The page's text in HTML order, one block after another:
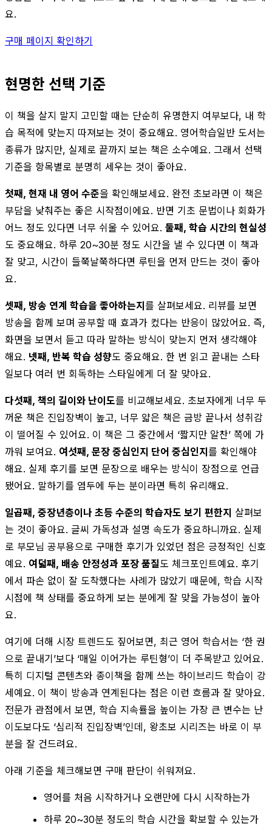
요.
구매 페이지 확인하기
현명한 선택 기준
이 책을 살지 말지 고민할 때는 단순히 유명한지 여부보다, 내 학
습 목적에 맞는지 따져보는 것이 중요해요. 영어학습일반 도서는
종류가 많지만, 실제로 끝까지 보는 책은 소수예요. 그래서 선택
기준을 항목별로 분명히 세우는 것이 좋아요.
첫째, 현재 내 영어 수준을 확인해보세요. 완전 초보라면 이 책은
부담을 낮춰주는 좋은 시작점이에요. 반면 기초 문법이나 회화가
어느 정도 있다면 너무 쉬울 수 있어요. 둘째, 학습 시간의 현실성
도 중요해요. 하루 20~30분 정도 시간을 낼 수 있다면 이 책과
잘 맞고, 시간이 들쭉날쭉하다면 루틴을 먼저 만드는 것이 좋아
요.
셋째, 방송 연계 학습을 좋아하는지를 살펴보세요. 리뷰를 보면
방송을 함께 보며 공부할 때 효과가 컸다는 반응이 많았어요. 즉,
화면을 보면서 듣고 따라 말하는 방식이 맞는지 먼저 생각해야
해요. 넷째, 반복 학습 성향도 중요해요. 한 번 읽고 끝내는 스타
일보다 여러 번 회독하는 스타일에게 더 잘 맞아요.
다섯째, 책의 길이와 난이도를 비교해보세요. 초보자에게 너무 두
꺼운 책은 진입장벽이 높고, 너무 얇은 책은 금방 끝나서 성취감
이 떨어질 수 있어요. 이 책은 그 중간에서 ‘짧지만 알찬’ 쪽에 가
까워 보여요. 여섯째, 문장 중심인지 단어 중심인지를 확인해야
해요. 실제 후기를 보면 문장으로 배우는 방식이 장점으로 언급
됐어요. 말하기를 염두에 두는 분이라면 특히 유리해요.
일곱째, 중장년층이나 초등 수준의 학습자도 보기 편한지 살펴보
는 것이 좋아요. 글씨 가독성과 설명 속도가 중요하니까요. 실제
로 부모님 공부용으로 구매한 후기가 있었던 점은 긍정적인 신호
예요. 여덟째, 배송 안정성과 포장 품질도 체크포인트예요. 후기
에서 파손 없이 잘 도착했다는 사례가 많았기 때문에, 학습 시작
시점에 책 상태를 중요하게 보는 분에게 잘 맞을 가능성이 높아
요.
여기에 더해 시장 트렌드도 짚어보면, 최근 영어 학습서는 ‘한 권
으로 끝내기’보다 ‘매일 이어가는 루틴형’이 더 주목받고 있어요.
특히 디지털 콘텐츠와 종이책을 함께 쓰는 하이브리드 학습이 강
세예요. 이 책이 방송과 연계된다는 점은 이런 흐름과 잘 맞아요.
전문가 관점에서 보면, 학습 지속률을 높이는 가장 큰 변수는 난
이도보다도 ‘심리적 진입장벽’인데, 왕초보 시리즈는 바로 이 부
분을 잘 건드려요.
아래 기준을 체크해보면 구매 판단이 쉬워져요.
영어를 처음 시작하거나 오랜만에 다시 시작하는가
하루 20~30분 정도의 학습 시간을 확보할 수 있는가